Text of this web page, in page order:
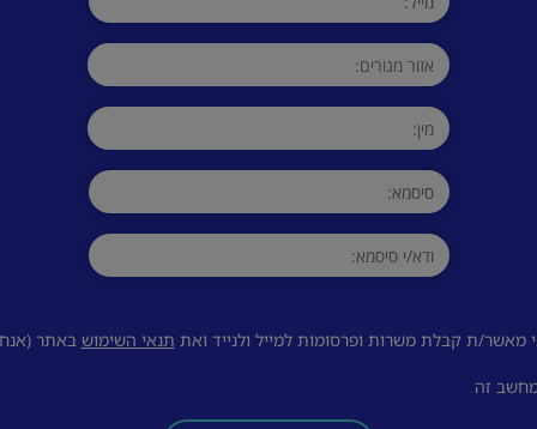
מאשר/ת קבלת משרות ופרסומות למייל ולנייד ואת תנאי השימוש באתר
זה